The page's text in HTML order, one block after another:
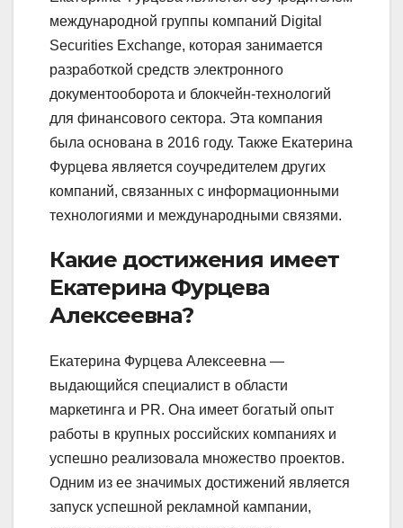
международной группы компаний Digital
Securities Exchange, которая занимается
разработкой средств электронного
документооборота и блокчейн-технологий
для финансового сектора. Эта компания
была основана в 2016 году. Также Екатерина
Фурцева является соучредителем других
компаний, связанных с информационными
технологиями и международными связями.
Какие достижения имеет
Екатерина Фурцева
Алексеевна?
Екатерина Фурцева Алексеевна —
выдающийся специалист в области
маркетинга и PR. Она имеет богатый опыт
работы в крупных российских компаниях и
успешно реализовала множество проектов.
Одним из ее значимых достижений является
запуск успешной рекламной кампании,